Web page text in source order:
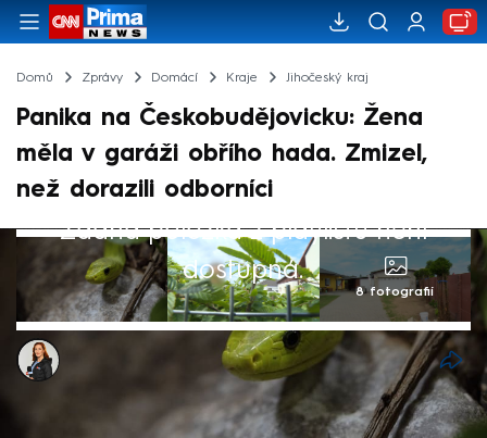
Domů Zprávy Domácí Kraje Jihočeský kraj
Panika na Českobudějovicku: Žena
měla v garáži obřího hada. Zmizel,
než dorazili odborníci
Žádná položka z playlistu není
dostupná.
8 fotografií
Kateřina Hálová
3. srp 2024, 21:19
Pokud se bojíte hadů, asi byste nechtěli být